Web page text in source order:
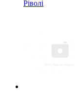
Ріволі